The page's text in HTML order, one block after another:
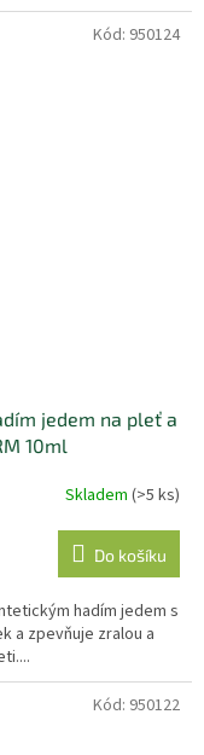
jedem na pleť a
10ml
Skladem (>5 ks)
Do košíku
hadím jedem s
a zpevňuje zralou a
Kód: 950124
Kód: 950122